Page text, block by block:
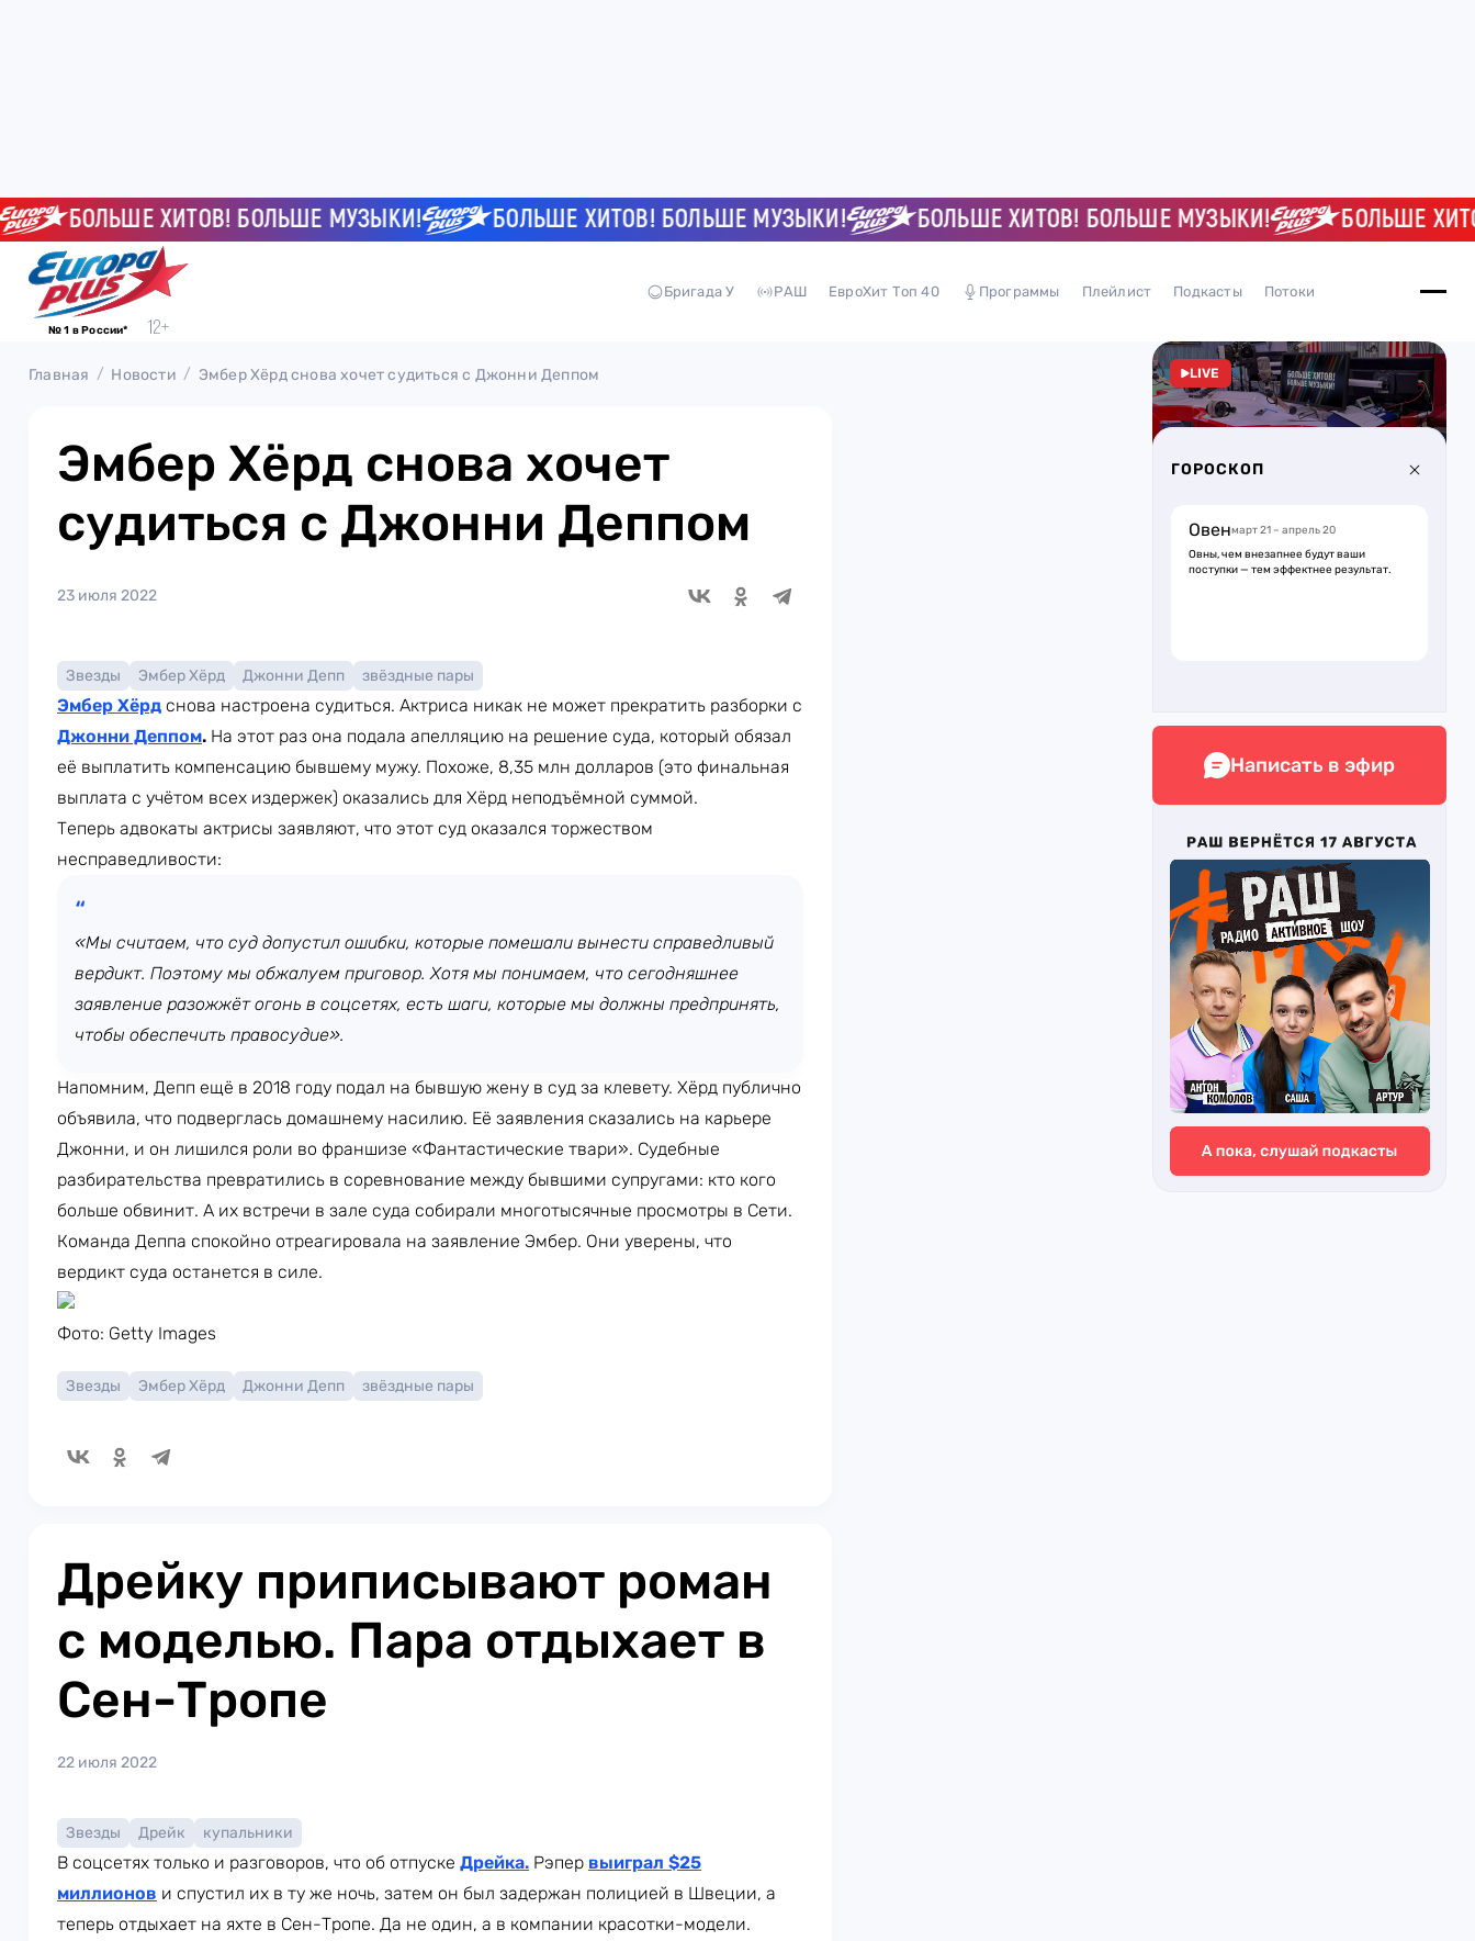
БОЛЬШЕ ХИТОВ! БОЛЬШЕ МУЗЫКИ! БОЛЬШЕ ХИТОВ! БОЛЬШЕ МУЗЫКИ! БОЛЬШЕ ХИТОВ! БОЛЬШЕ МУЗЫКИ! БОЛЬШЕ ХИТОВ!
№ 1 в России*
Бригада У РАШ ЕвроХит Топ 40 Программы Плейлист Подкасты Потоки
Главная Новости Эмбер Хёрд снова хочет судиться с Джонни Деппом
Эмбер Хёрд снова хочет
судиться с Джонни Деппом
23 июля 2022
Звезды Эмбер Хёрд Джонни Депп звёздные пары
Эмбер Хёрд снова настроена судиться. Актриса никак не может прекратить разборки с
Джонни Деппом. На этот раз она подала апелляцию на решение суда, который обязал
её выплатить компенсацию бывшему мужу. Похоже, 8,35 млн долларов (это финальная
выплата с учётом всех издержек) оказались для Хёрд неподъёмной суммой.
Теперь адвокаты актрисы заявляют, что этот суд оказался торжеством
несправедливости:
«Мы считаем, что суд допустил ошибки, которые помешали вынести справедливый
вердикт. Поэтому мы обжалуем приговор. Хотя мы понимаем, что сегодняшнее
заявление разожжёт огонь в соцсетях, есть шаги, которые мы должны предпринять,
чтобы обеспечить правосудие».
Напомним, Депп ещё в 2018 году подал на бывшую жену в суд за клевету. Хёрд публично
объявила, что подверглась домашнему насилию. Её заявления сказались на карьере
Джонни, и он лишился роли во франшизе «Фантастические твари». Судебные
разбирательства превратились в соревнование между бывшими супругами: кто кого
больше обвинит. А их встречи в зале суда собирали многотысячные просмотры в Сети.
Команда Деппа спокойно отреагировала на заявление Эмбер. Они уверены, что
вердикт суда останется в силе.
Фото: Getty Images
Звезды Эмбер Хёрд Джонни Депп звёздные пары
Дрейку приписывают роман
с моделью. Пара отдыхает в
Сен-Тропе
22 июля 2022
Звезды Дрейк купальники
В соцсетях только и разговоров, что об отпуске Дрейка. Рэпер выиграл $25
миллионов и спустил их в ту же ночь, затем он был задержан полицией в Швеции, а
теперь отдыхает на яхте в Сен-Тропе. Да не один, а в компании красотки-модели.
LIVE
ГОРОСКОП
Овенмарт 21 – апрель 20
Овны, чем внезапнее будут ваши
поступки — тем эффектнее результат.
Написать в эфир